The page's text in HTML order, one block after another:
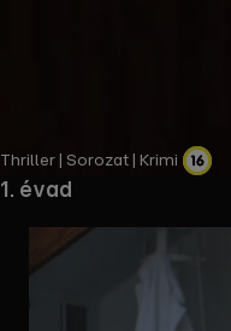
Thriller | Sorozat | Krimi
1. évad